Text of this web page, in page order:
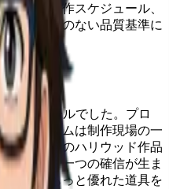
厳しい制作スケジュール、
める妥協のない品質基準に
す。
社内ツールでした。プロ
ちのチームは制作現場の一
し、数々のハリウッド作品
る中で、一つの確信が生ま
こそ、もっと優れた道具を